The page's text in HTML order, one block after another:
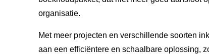
organisatie.
Met meer projecten en verschillende soorten
aan een efficiëntere en schaalbare oplossing,